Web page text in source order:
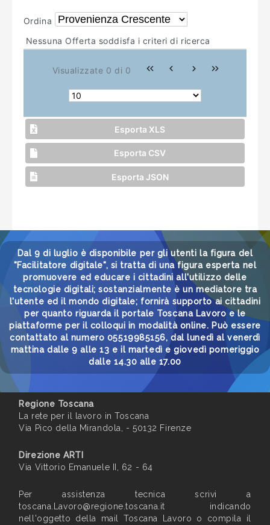
Ordina
Nessuna Offerta soddisfa i criteri di ricerca
Visualizzate 0 di 0
Esporta XLS
Esporta CSV
Esporta JSON
Dal 9 di luglio è disponibile per gli utenti la figura del
"Facilitatore digitale", si tratta di una figura esperta nel
promuovere ed educare i cittadini all'utilizzo delle
tecnologie digitali; sostanzialmente è un mediatore tra
l'utente ed il mondo digitale; fornirà supporto ai cittadini
per quanto riguarda il portale Toscana Lavoro e le
piattaforme per il colloqui in modalità online. Può essere
contattato al numero 05519985156, dal lunedì al venerdì
mattina dalle 9 alle 13 e il martedì e giovedì pomeriggio
dalle 14.30 alle 17.00
Regione Toscana
La rete per il lavoro in Toscana
Via Pico della Mirandola, - 50132 Firenze
Direzione ARTI
Via Vittorio Emanuele II, 62 - 64
Per assistenza tecnica scrivi a
toscana.Lavoro@regione.toscana.it indicando
nell'oggetto della mail Toscana Lavoro o compila il